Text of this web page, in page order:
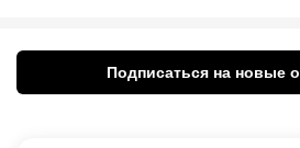
Подписаться на новые